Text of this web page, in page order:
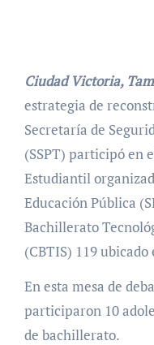
Ciudad Victoria,
estrategia de
Secretaría de
(SSPT) participó en
Estudiantil
Educación Pública
Bachillerato
(CBTIS) 119
En esta mesa de
participaron 10
de bachillerato.